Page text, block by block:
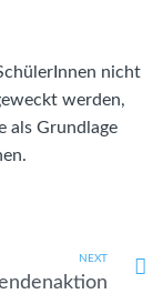
nicht
werden,
als Grundlage
NEXT